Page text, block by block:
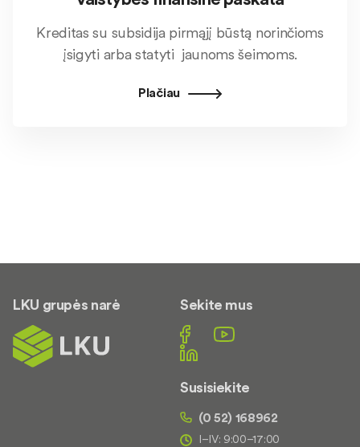
Kreditas su subsidija pirmąjį būstą norinčioms
įsigyti arba statyti jaunoms šeimoms.
Plačiau
LKU grupės narė Sekite mus
Susisiekite
(0 52) 168962
I–IV: 9:00–17:00